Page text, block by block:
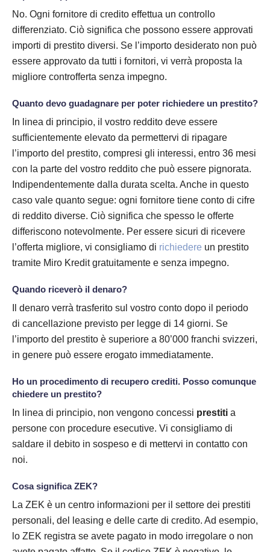
No. Ogni fornitore di credito effettua un controllo
differenziato. Ciò significa che possono essere approvati
importi di prestito diversi. Se l’importo desiderato non può
essere approvato da tutti i fornitori, vi verrà proposta la
migliore controfferta senza impegno.
Quanto devo guadagnare per poter richiedere un prestito?
In linea di principio, il vostro reddito deve essere
sufficientemente elevato da permettervi di ripagare
l’importo del prestito, compresi gli interessi, entro 36 mesi
con la parte del vostro reddito che può essere pignorata.
Indipendentemente dalla durata scelta. Anche in questo
caso vale quanto segue: ogni fornitore tiene conto di cifre
di reddito diverse. Ciò significa che spesso le offerte
differiscono notevolmente. Per essere sicuri di ricevere
l’offerta migliore, vi consigliamo di richiedere un prestito
tramite Miro Kredit gratuitamente e senza impegno.
Quando riceverò il denaro?
Il denaro verrà trasferito sul vostro conto dopo il periodo
di cancellazione previsto per legge di 14 giorni. Se
l’importo del prestito è superiore a 80’000 franchi svizzeri,
in genere può essere erogato immediatamente.
Ho un procedimento di recupero crediti. Posso comunque
chiedere un prestito?
In linea di principio, non vengono concessi prestiti a
persone con procedure esecutive. Vi consigliamo di
saldare il debito in sospeso e di mettervi in contatto con
noi.
Cosa significa ZEK?
La ZEK è un centro informazioni per il settore dei prestiti
personali, del leasing e delle carte di credito. Ad esempio,
lo ZEK registra se avete pagato in modo irregolare o non